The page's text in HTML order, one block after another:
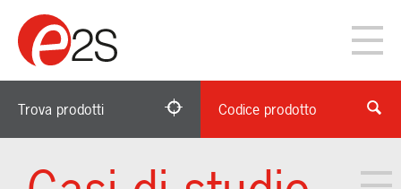
Trova prodotti Codice prodotto